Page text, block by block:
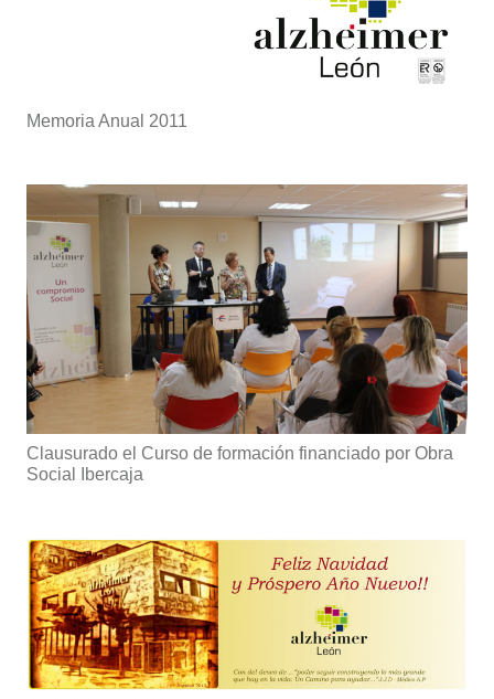
Memoria Anual 2011
Clausurado el Curso de formación financiado por Obra
Social Ibercaja